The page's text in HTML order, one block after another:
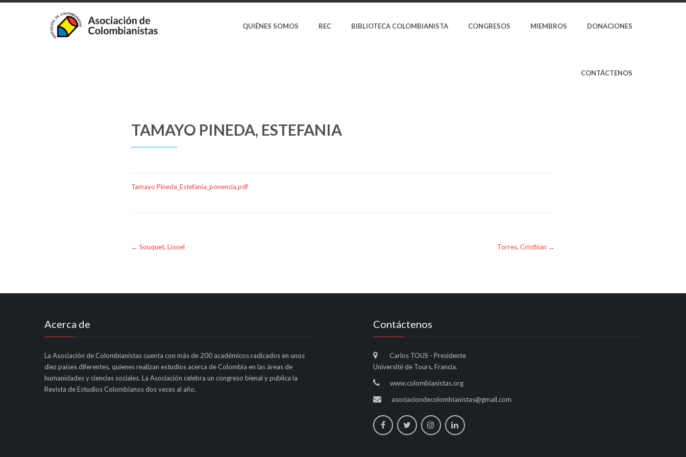
QUIÉNES SOMOS REC BIBLIOTECA COLOMBIANISTA CONGRESOS MIEMBROS DONACIONES
CONTÁCTENOS
TAMAYO PINEDA, ESTEFANIA
Tamayo Pineda_Estefania_ponencia.pdf
Post
navigation
← Souquet, Lionel Torres, Cristhian →
Acerca de
La Asociación de Colombianistas cuenta con más de 200 académicos radicados en unos
diez países diferentes, quienes realizan estudios acerca de Colombia en las áreas de
humanidades y ciencias sociales. La Asociación celebra un congreso bienal y publica la
Revista de Estudios Colombianos dos veces al año.
Contáctenos
Carlos TOUS - Presidente
Université de Tours, Francia.
www.colombianistas.org
asociaciondecolombianistas@gmail.com